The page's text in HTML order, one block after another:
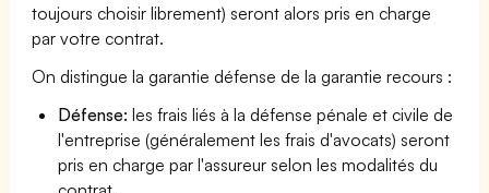
toujours choisir librement) seront alors pris en charge
par votre contrat.
On distingue la garantie défense de la garantie recours :
Défense: les frais liés à la défense pénale et civile de
l'entreprise (généralement les frais d'avocats) seront
pris en charge par l'assureur selon les modalités du